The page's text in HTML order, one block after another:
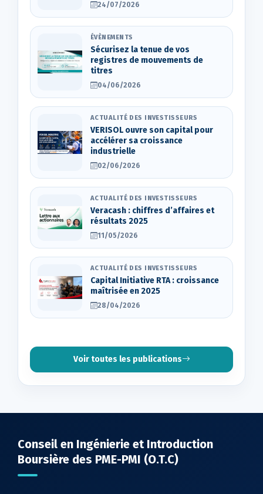
24/07/2026
ÉVÈNEMENTS
Sécurisez la tenue de vos
registres de mouvements de
titres
04/06/2026
ACTUALITÉ DES INVESTISSEURS
VERISOL ouvre son capital pour
accélérer sa croissance
industrielle
02/06/2026
ACTUALITÉ DES INVESTISSEURS
Veracash : chiffres d’affaires et
résultats 2025
11/05/2026
ACTUALITÉ DES INVESTISSEURS
Capital Initiative RTA : croissance
maîtrisée en 2025
28/04/2026
Voir toutes les publications
Conseil en Ingénierie et Introduction
Boursière des PME-PMI (O.T.C)